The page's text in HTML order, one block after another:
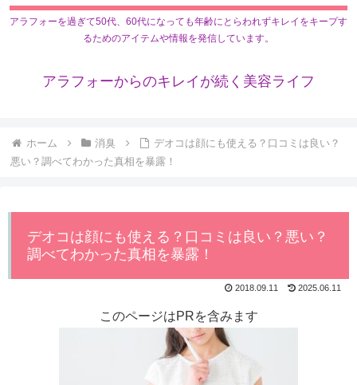
アラフォーを過ぎて50代、60代になっても年齢にとらわれずキレイをキープす
るためのアイテムや情報を発信しています。
アラフォーからのキレイが続く美容ライフ
ホーム 消臭
デオコは顔にも使える？口コミは良い？
悪い？調べてわかった真相を暴露！
デオコは顔にも使える？口コミは良い？悪い？
調べてわかった真相を暴露！
2018.09.11 2025.06.11
このページはPRを含みます